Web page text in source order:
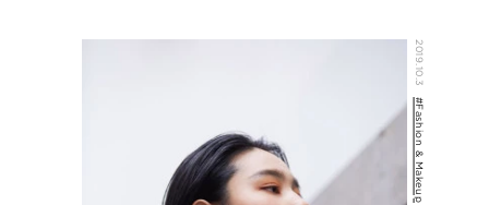
2019.10.3
#Fashion & Makeup